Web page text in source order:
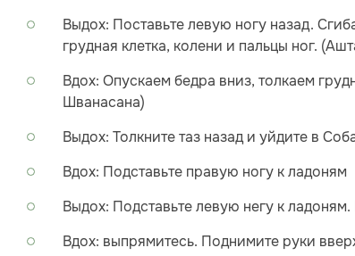
Выдох: Поставьте левую ногу назад.
грудная клетка, колени и пальцы ног.
Вдох: Опускаем бедра вниз, толкаем
Шванасана)
Выдох: Толкните таз назад и уйдите в
Вдох: Подставьте правую ногу к ладоням
Выдох: Подставьте левую негу к
Вдох: выпрямитесь. Поднимите руки